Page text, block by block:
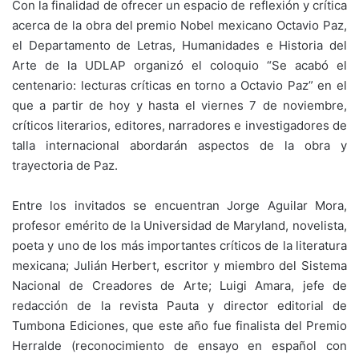
Con la finalidad de ofrecer un espacio de reflexión y crítica
acerca de la obra del premio Nobel mexicano Octavio Paz,
el Departamento de Letras, Humanidades e Historia del
Arte de la UDLAP organizó el coloquio “Se acabó el
centenario: lecturas críticas en torno a Octavio Paz” en el
que a partir de hoy y hasta el viernes 7 de noviembre,
críticos literarios, editores, narradores e investigadores de
talla internacional abordarán aspectos de la obra y
trayectoria de Paz.
Entre los invitados se encuentran Jorge Aguilar Mora,
profesor emérito de la Universidad de Maryland, novelista,
poeta y uno de los más importantes críticos de la literatura
mexicana; Julián Herbert, escritor y miembro del Sistema
Nacional de Creadores de Arte; Luigi Amara, jefe de
redacción de la revista Pauta y director editorial de
Tumbona Ediciones, que este año fue finalista del Premio
Herralde (reconocimiento de ensayo en español con